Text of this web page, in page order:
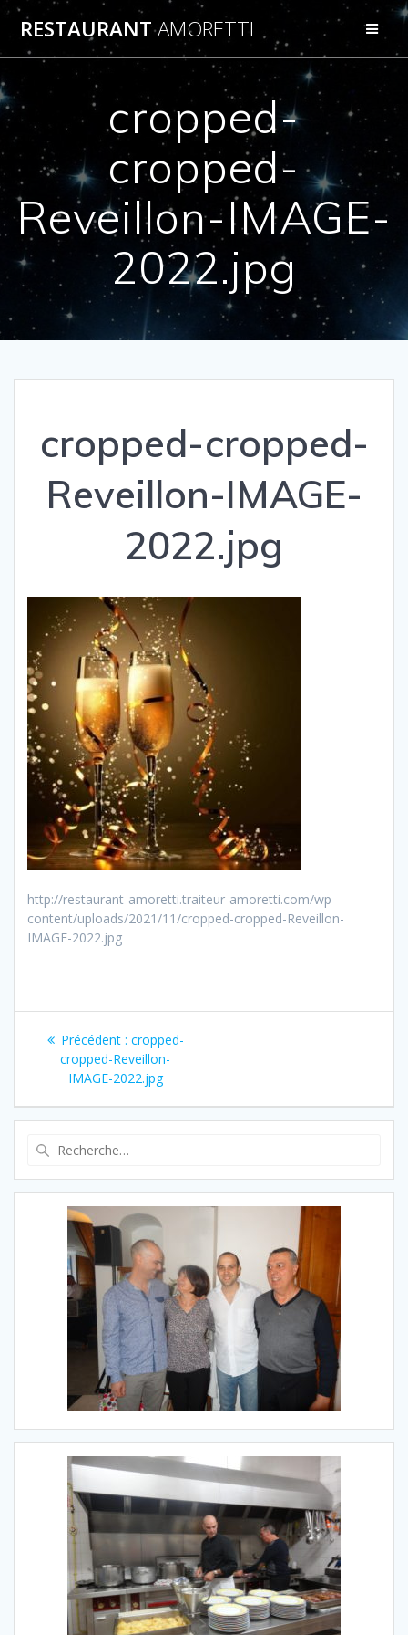
Passer
au
contenu
RESTAURANTAMORETTI
cropped-
cropped-
Reveillon-IMAGE-
2022.jpg
cropped-cropped-
Reveillon-IMAGE-
2022.jpg
http://restaurant-amoretti.traiteur-amoretti.com/wp-
content/uploads/2021/11/cropped-cropped-Reveillon-
IMAGE-2022.jpg
Navigation
l’article
Précédent : Article
précédent
:
cropped-
cropped-Reveillon-
IMAGE-2022.jpg
: